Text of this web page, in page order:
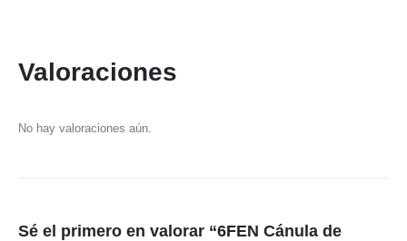
Valoraciones
No hay valoraciones aún.
Sé el primero en valorar “6FEN Cánula de